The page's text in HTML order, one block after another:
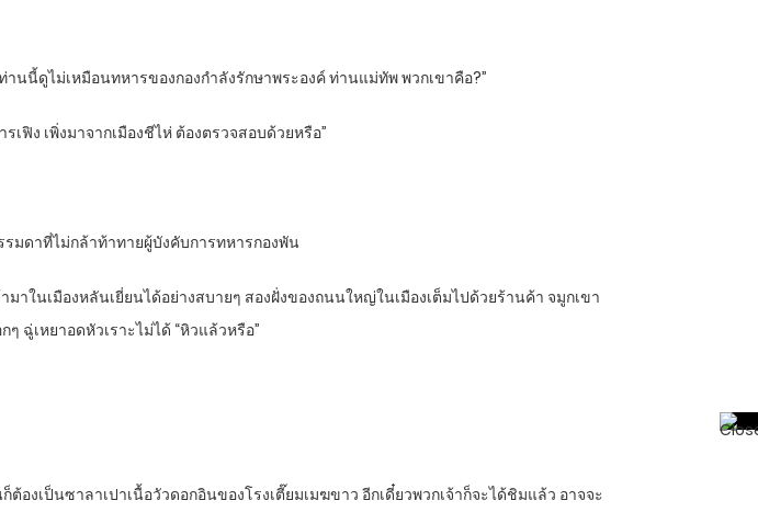
นนี้ดูไม่เหมือนทหารของกองกำลังรักษาพระองค์ ท่านแม่ทัพ พวกเขาคือ?”
ฟิง เพิ่งมาจากเมืองชีไห่ ต้องตรวจสอบด้วยหรือ”
มดาที่ไม่กล้าท้าทายผู้บังคับการทหารกองพัน
ในเมืองหลันเยี่ยนได้อย่างสบายๆ สองฝั่งของถนนใหญ่ในเมืองเต็มไปด้วยร้านค้า จมูกเขา
ฉู่เหยาอดหัวเราะไม่ได้ “หิวแล้วหรือ”
งเป็นซาลาเปาเนื้อวัวดอกอินของโรงเตี๊ยมเมฆขาว อีกเดี๋ยวพวกเจ้าก็จะได้ชิมแล้ว อาจจะ